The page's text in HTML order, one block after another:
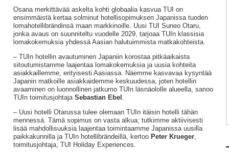
Osana merkittävää askelta kohti globaalia kasvua TUI on
ensimmäistä kertaa solminut hotellisopimuksen Japanissa tuoden
lomahotellibrändinsä maan markkinoille. Uusi TUI Suneo Otaru,
jonka avaus on suunniteltu vuodelle 2029, tarjoaa TUIn klassisia
lomakokemuksia yhdessä Aasian halutuimmista matkakohteista.
– TUIn hotellin avautuminen Japaniin korostaa pitkäaikaista
sitoutumistamme laajentaa lomakokemuksia ja uusia kohteita
asiakkaillemme, erityisesti Aasiassa. Näemme kasvavaa kysyntää
Japanin matkoille asiakkaidemme keskuudessa, joten hotellin
avaaminen on luonnollinen jatkumo TUIn läsnäololle alueella, sanoo
TUIn toimitusjohtaja Sebastian Ebel .
– Uusi hotelli Otarussa tulee olemaan TUIn itäisin hotelli tähän
mennessä. Tämä sopimus on vasta alkua; tutkimme aktiivisesti
lisää mahdollisuuksia laajentaa toimintaamme Japanissa uusilla
paikkakunnilla ja TUIn hotellibrändeillä, kertoo Peter Krueger,
toimitusjohtaja, TUI Holiday Experiences.